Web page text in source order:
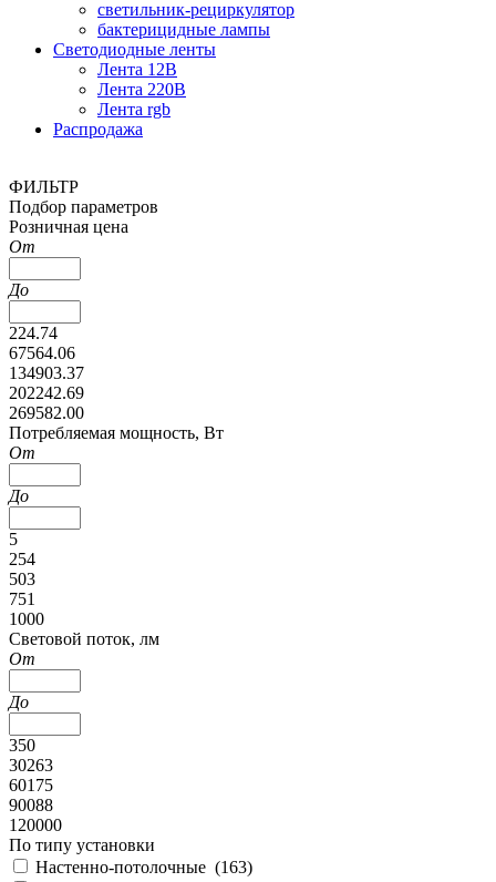
светильник-рециркулятор
бактерицидные лампы
Светодиодные ленты
Лента 12В
Лента 220В
Лента rgb
Распродажа
ФИЛЬТР
Подбор параметров
Розничная цена
От
До
224.74
67564.06
134903.37
202242.69
269582.00
Потребляемая мощность, Вт
От
До
5
254
503
751
1000
Cветовой поток, лм
От
До
350
30263
60175
90088
120000
По типу установки
Настенно-потолочные (163)